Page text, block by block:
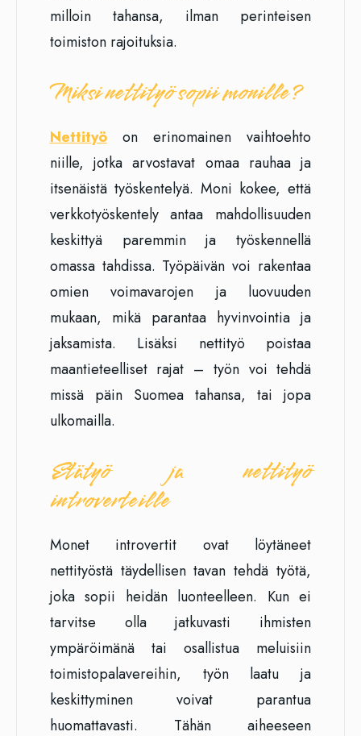
milloin tahansa, ilman perinteisen
toimiston rajoituksia.
Miksi nettityö sopii monille?
Nettityöon erinomainen vaihtoehto
niille, jotka arvostavat omaa rauhaa ja
itsenäistä työskentelyä. Moni kokee, että
verkkotyöskentely antaa mahdollisuuden
keskittyä paremmin ja työskennellä
omassa tahdissa. Työpäivän voi rakentaa
omien voimavarojen ja luovuuden
mukaan, mikä parantaa hyvinvointia ja
jaksamista. Lisäksi nettityö poistaa
maantieteelliset rajat – työn voi tehdä
missä päin Suomea tahansa, tai jopa
ulkomailla.
Etätyö ja nettityö
introverteille
Monet introvertit ovat löytäneet
nettityöstä täydellisen tavan tehdä työtä,
joka sopii heidän luonteelleen. Kun ei
tarvitse olla jatkuvasti ihmisten
ympäröimänä tai osallistua meluisiin
toimistopalavereihin, työn laatu ja
keskittyminen voivat parantua
huomattavasti. Tähän aiheeseen